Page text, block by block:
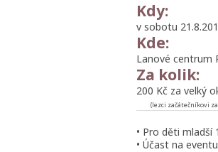
Kdy:
v sobotu
Kde:
Lanové centrum
Za kolik:
200 Kč za velký
(lezci začátečníkovi
• Pro děti mladší
• Účast na